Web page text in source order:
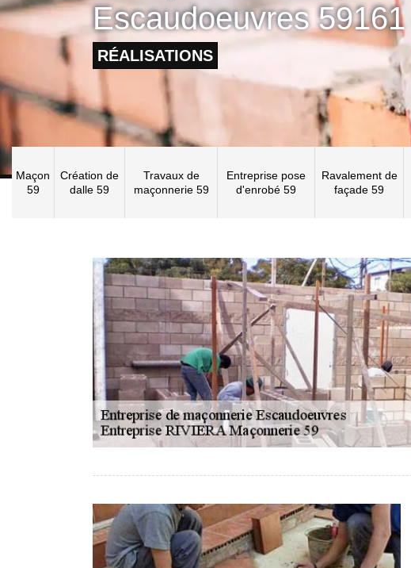
Escaudoeuvres 59161
RÉALISATIONS
Maçon
59
Création de
dalle 59
Travaux de
maçonnerie 59
Entreprise pose
d'enrobé 59
Ravalement de
façade 59